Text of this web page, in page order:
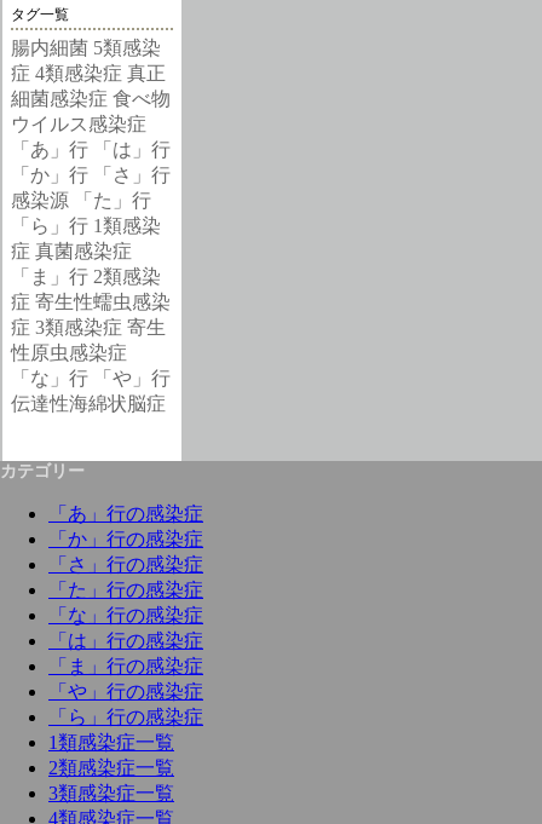
タグ一覧
腸内細菌 5類感染
症 4類感染症 真正
細菌感染症 食べ物
ウイルス感染症
「あ」行
「は」行
「か」行
「さ」行
感染源
「た」行
「ら」行 1類感染
症 真菌感染症
「ま」行 2類感染
症 寄生性蠕虫感染
症 3類感染症 寄生
性原虫感染症
「な」行
「や」行
伝達性海綿状脳症
カテゴリー
「あ」行の感染症
「か」行の感染症
「さ」行の感染症
「た」行の感染症
「な」行の感染症
「は」行の感染症
「ま」行の感染症
「や」行の感染症
「ら」行の感染症
1類感染症一覧
2類感染症一覧
3類感染症一覧
4類感染症一覧